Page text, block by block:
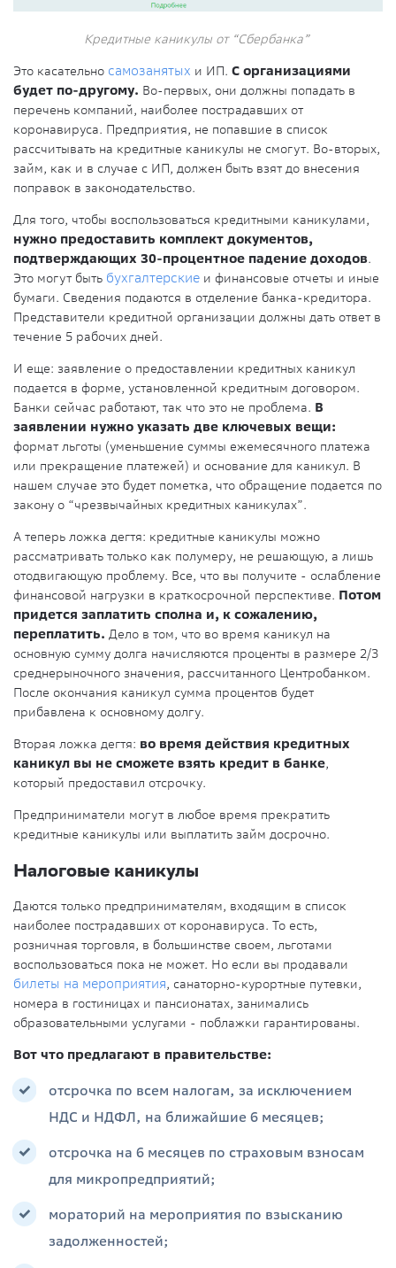
Кредитные каникулы от “Сбербанка”
Это касательно самозанятых и ИП. С организациями
будет по-другому. Во-первых, они должны попадать в
перечень компаний, наиболее пострадавших от
коронавируса. Предприятия, не попавшие в список
рассчитывать на кредитные каникулы не смогут. Во-вторых,
займ, как и в случае с ИП, должен быть взят до внесения
поправок в законодательство.
Для того, чтобы воспользоваться кредитными каникулами,
нужно предоставить комплект документов,
подтверждающих 30-процентное падение доходов.
Это могут быть бухгалтерские и финансовые отчеты и иные
бумаги. Сведения подаются в отделение банка-кредитора.
Представители кредитной организации должны дать ответ в
течение 5 рабочих дней.
И еще: заявление о предоставлении кредитных каникул
подается в форме, установленной кредитным договором.
Банки сейчас работают, так что это не проблема. В
заявлении нужно указать две ключевых вещи:
формат льготы (уменьшение суммы ежемесячного платежа
или прекращение платежей) и основание для каникул. В
нашем случае это будет пометка, что обращение подается по
закону о “чрезвычайных кредитных каникулах”.
А теперь ложка дегтя: кредитные каникулы можно
рассматривать только как полумеру, не решающую, а лишь
отодвигающую проблему. Все, что вы получите - ослабление
финансовой нагрузки в краткосрочной перспективе. Потом
придется заплатить сполна и, к сожалению,
переплатить. Дело в том, что во время каникул на
основную сумму долга начисляются проценты в размере 2/3
среднерыночного значения, рассчитанного Центробанком.
После окончания каникул сумма процентов будет
прибавлена к основному долгу.
Вторая ложка дегтя: во время действия кредитных
каникул вы не сможете взять кредит в банке,
который предоставил отсрочку.
Предприниматели могут в любое время прекратить
кредитные каникулы или выплатить займ досрочно.
Налоговые каникулы
Даются только предпринимателям, входящим в список
наиболее пострадавших от коронавируса. То есть,
розничная торговля, в большинстве своем, льготами
воспользоваться пока не может. Но если вы продавали
билеты на мероприятия, санаторно-курортные путевки,
номера в гостиницах и пансионатах, занимались
образовательными услугами - поблажки гарантированы.
Вот что предлагают в правительстве:
отсрочка по всем налогам, за исключением
НДС и НДФЛ, на ближайшие 6 месяцев;
отсрочка на 6 месяцев по страховым взносам
для микропредприятий;
мораторий на мероприятия по взысканию
задолженностей;